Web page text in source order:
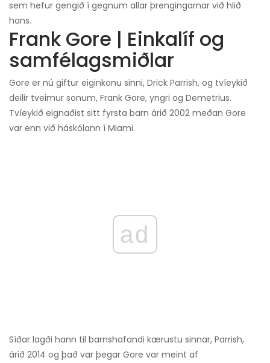
sem hefur gengið í gegnum allar þrengingarnar við hlið
hans.
Frank Gore | Einkalíf og
samfélagsmiðlar
Gore er nú giftur eiginkonu sinni, Drick Parrish, og tvíeykið
deilir tveimur sonum, Frank Gore, yngri og Demetrius.
Tvíeykið eignaðist sitt fyrsta barn árið 2002 meðan Gore
var enn við háskólann í Miami.
ad
Síðar lagði hann til barnshafandi kærustu sinnar, Parrish,
árið 2014 og það var þegar Gore var meint af